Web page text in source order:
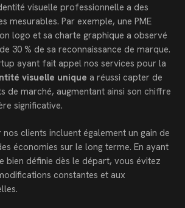
visuelle professionnelle a des
mesurables. Par exemple, une PME
logo et sa charte graphique a observé
30 % de sa reconnaissance de marque.
ayant fait appel nos services pour la
visuelle unique a réussi capter de
de marché, augmentant ainsi son chiffre
significative.
clients incluent également un gain de
économies sur le long terme. En ayant
bien définie dès le départ, vous évitez
constantes et aux